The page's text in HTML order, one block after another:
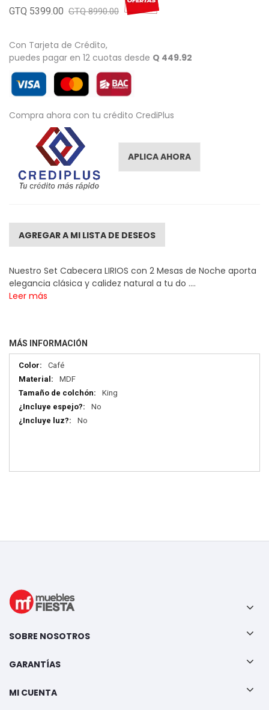
GTQ 5399.00 GTQ 8990.00
Con Tarjeta de Crédito,
puedes pagar en 12 cuotas desde Q 449.92
Compra ahora con tu crédito CrediPlus
APLICA AHORA
AGREGAR A MI LISTA DE DESEOS
Nuestro Set Cabecera LIRIOS con 2 Mesas de Noche aporta
elegancia clásica y calidez natural a tu do ....
Leer más
MÁS INFORMACIÓN
Más
información
Café
MDF
King
No
No
SOBRE NOSOTROS
GARANTÍAS
MI CUENTA